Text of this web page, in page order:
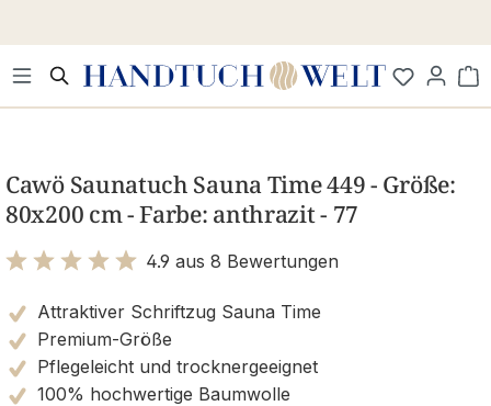
Cawö Saunatuch Sauna Time 449 - Größe:
80x200 cm - Farbe: anthrazit - 77
4.9 aus 8 Bewertungen
Attraktiver Schriftzug Sauna Time
Premium-Größe
Pflegeleicht und trocknergeeignet
100% hochwertige Baumwolle